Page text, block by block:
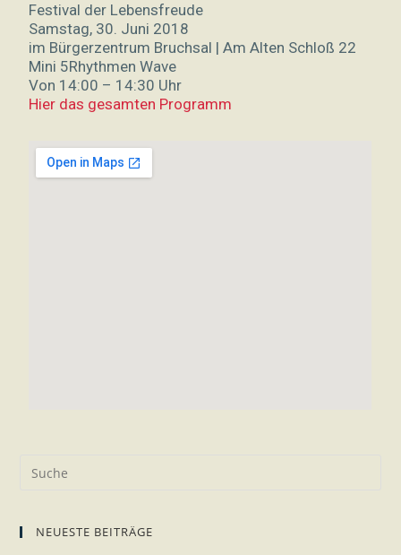
Festival der Lebensfreude
Samstag, 30. Juni 2018
im Bürgerzentrum Bruchsal | Am Alten Schloß 22
Mini 5Rhythmen Wave
Von 14:00 – 14:30 Uhr
Hier das gesamten Programm
NEUESTE BEITRÄGE